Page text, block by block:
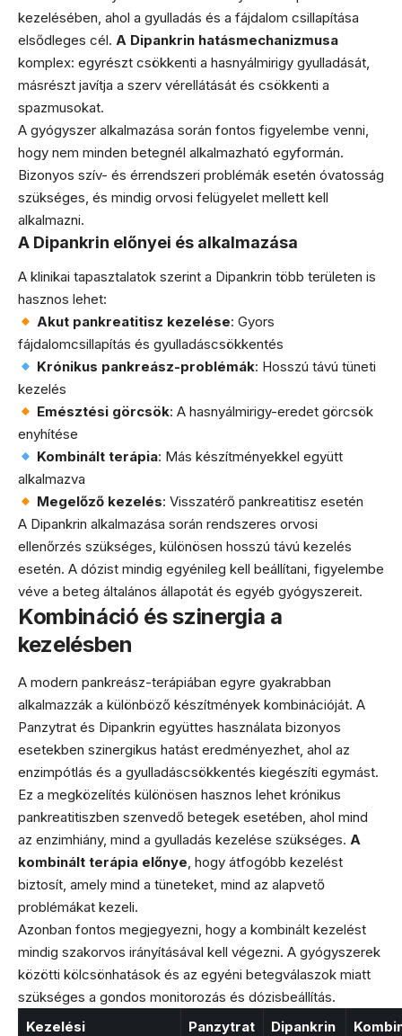
kezelésében, ahol a gyulladás és a fájdalom csillapítása
elsődleges cél. A Dipankrin hatásmechanizmusa
komplex: egyrészt csökkenti a hasnyálmirigy gyulladását,
másrészt javítja a szerv vérellátását és csökkenti a
spazmusokat.
A gyógyszer alkalmazása során fontos figyelembe venni,
hogy nem minden betegnél alkalmazható egyformán.
Bizonyos szív- és érrendszeri problémák esetén óvatosság
szükséges, és mindig orvosi felügyelet mellett kell
alkalmazni.
A Dipankrin előnyei és alkalmazása
A klinikai tapasztalatok szerint a Dipankrin több területen is
hasznos lehet:
Akut pankreatitisz kezelése: Gyors
fájdalomcsillapítás és gyulladáscsökkentés
Krónikus pankreász-problémák: Hosszú távú tüneti
kezelés
Emésztési görcsök: A hasnyálmirigy-eredet görcsök
enyhítése
Kombinált terápia: Más készítményekkel együtt
alkalmazva
Megelőző kezelés: Visszatérő pankreatitisz esetén
A Dipankrin alkalmazása során rendszeres orvosi
ellenőrzés szükséges, különösen hosszú távú kezelés
esetén. A dózist mindig egyénileg kell beállítani, figyelembe
véve a beteg általános állapotát és egyéb gyógyszereit.
Kombináció és szinergia a
kezelésben
A modern pankreász-terápiában egyre gyakrabban
alkalmazzák a különböző készítmények kombinációját. A
Panzytrat és Dipankrin együttes használata bizonyos
esetekben szinergikus hatást eredményezhet, ahol az
enzimpótlás és a gyulladáscsökkentés kiegészíti egymást.
Ez a megközelítés különösen hasznos lehet krónikus
pankreatitiszben szenvedő betegek esetében, ahol mind
az enzimhiány, mind a gyulladás kezelése szükséges. A
kombinált terápia előnye , hogy átfogóbb kezelést
biztosít, amely mind a tüneteket, mind az alapvető
problémákat kezeli.
Azonban fontos megjegyezni, hogy a kombinált kezelést
mindig szakorvos irányításával kell végezni. A gyógyszerek
közötti kölcsönhatások és az egyéni betegválaszok miatt
szükséges a gondos monitorozás és dózisbeállítás.
Kezelési
Panzytrat Dipankrin